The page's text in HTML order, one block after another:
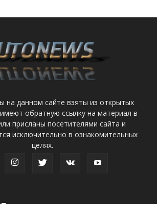
на данном сайте взяты из открытых
обратную ссылку на материал в
присланы посетителями сайта и
исключительно в ознакомительных
целях.